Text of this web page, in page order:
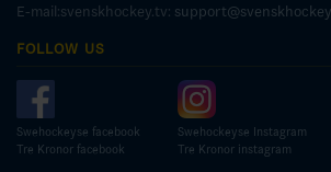
E-mail:svenskhockey.tv:
FOLLOW US
Swehockeyse facebook
Tre Kronor facebook
Swehockeyse Instagram
Tre Kronor instagram